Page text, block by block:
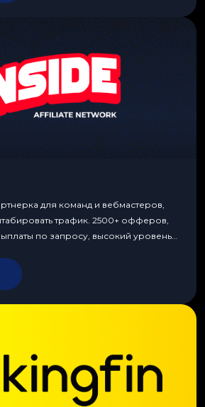
для команд и вебмастеров,
трафик. 2500+ офферов,
по запросу, высокий уровень